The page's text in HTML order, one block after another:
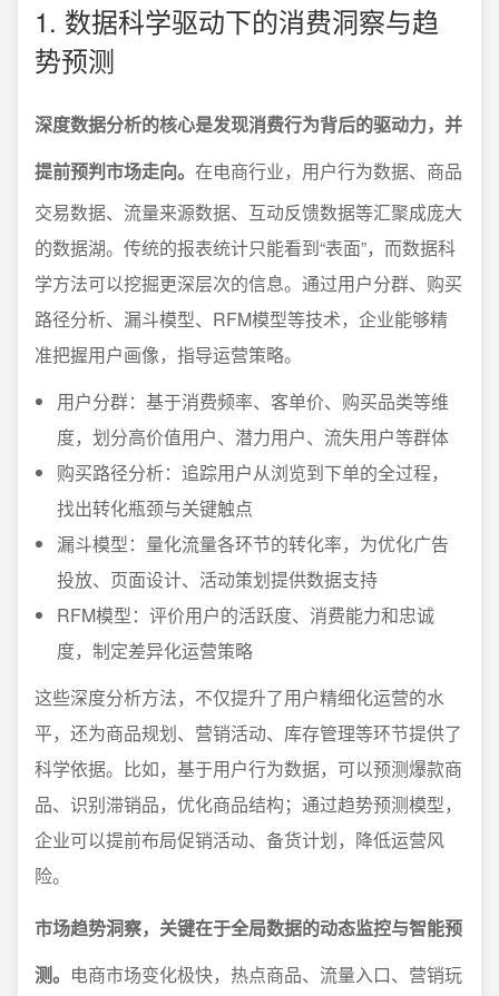
1. 数据科学驱动下的消费洞察与趋
势预测
深度数据分析的核心是发现消费行为背后的驱动力，并
提前预判市场走向。 在电商行业，用户行为数据、商品
交易数据、流量来源数据、互动反馈数据等汇聚成庞大
的数据湖。传统的报表统计只能看到“表面”，而数据科
学方法可以挖掘更深层次的信息。通过用户分群、购买
路径分析、漏斗模型、RFM模型等技术，企业能够精
准把握用户画像，指导运营策略。
用户分群：基于消费频率、客单价、购买品类等维
度，划分高价值用户、潜力用户、流失用户等群体
购买路径分析：追踪用户从浏览到下单的全过程，
找出转化瓶颈与关键触点
漏斗模型：量化流量各环节的转化率，为优化广告
投放、页面设计、活动策划提供数据支持
RFM模型：评价用户的活跃度、消费能力和忠诚
度，制定差异化运营策略
这些深度分析方法，不仅提升了用户精细化运营的水
平，还为商品规划、营销活动、库存管理等环节提供了
科学依据。比如，基于用户行为数据，可以预测爆款商
品、识别滞销品，优化商品结构；通过趋势预测模型，
企业可以提前布局促销活动、备货计划，降低运营风
险。
市场趋势洞察，关键在于全局数据的动态监控与智能预
测。 电商市场变化极快，热点商品、流量入口、营销玩